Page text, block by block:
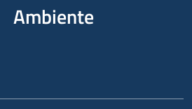
Ambiente